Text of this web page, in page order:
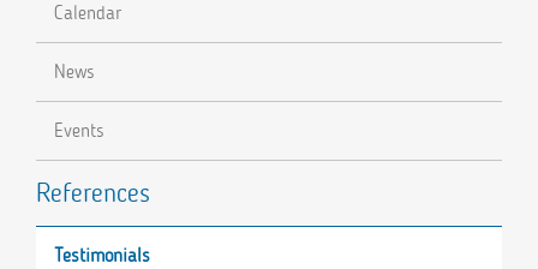
Calendar
News
Events
References
Testimonials